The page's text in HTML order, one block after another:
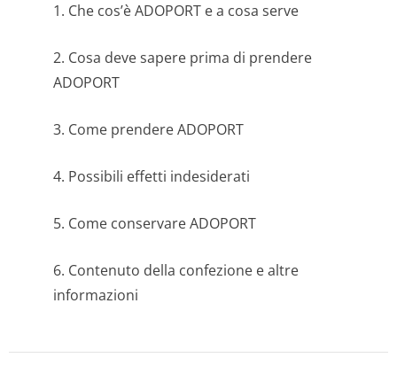
1. Che cos’è ADOPORT e a cosa serve
2. Cosa deve sapere prima di prendere
ADOPORT
3. Come prendere ADOPORT
4. Possibili effetti indesiderati
5. Come conservare ADOPORT
6. Contenuto della confezione e altre
informazioni